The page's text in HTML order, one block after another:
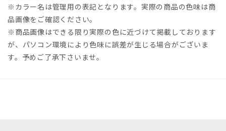
※カラー名は管理用の表記となります。実際の商品の色味は商
品画像をご確認ください。
※商品画像はできる限り実際の色に近づけて掲載しております
が、パソコン環境により色味に誤差が生じる場合がございま
す。予めご了承下さいませ。